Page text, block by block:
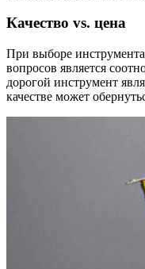
Качество vs. цена
При выборе
вопросов является
дорогой инструмент
качестве может